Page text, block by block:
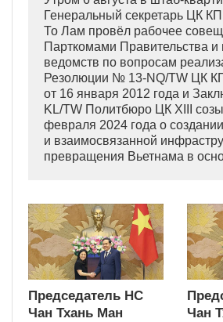
Генеральный секретарь ЦК
То Лам провёл рабочее
Парткомами Правительства
ведомств по вопросам
Резолюции № 13-NQ/TW ЦК
от 16 января 2012 года и
KL/TW Политбюро ЦК XIII
февраля 2024 года о
и взаимосвязанной
превращения Вьетнама в
Председатель НС
Чан Тхань Ман
Чан